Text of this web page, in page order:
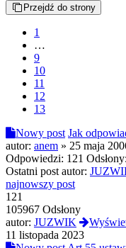
Przejdź do strony
1
…
9
10
11
12
13
Nowy post Jak
autor: anem » 25 maja
Odpowiedzi: 121 Odsłony:
Ostatni post autor:
najnowszy post
121
105967 Odsłony
autor: JUZWIK
11 listopada 2023